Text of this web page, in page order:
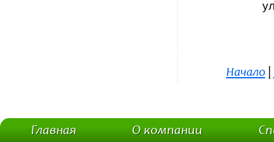
Начало|
Главная О компании